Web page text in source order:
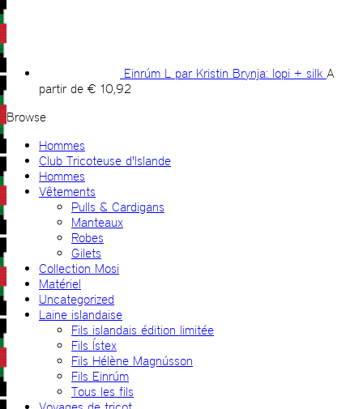
Einrúm L par Kristin Brynja: lopi + silk A
partir de € 10,92
Browse
Hommes
Club Tricoteuse d'Islande
Hommes
Vêtements
Pulls & Cardigans
Manteaux
Robes
Gilets
Collection Mosi
Matériel
Uncategorized
Laine islandaise
Fils islandais édition limitée
Fils Ístex
Fils Hélène Magnússon
Fils Einrúm
Tous les fils